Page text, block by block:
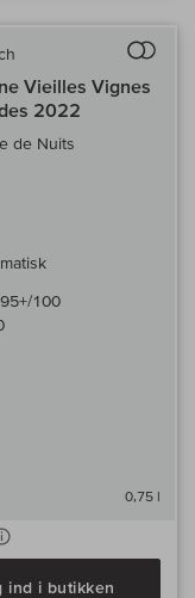
Vieilles Vignes
2022
de Nuits
100
0,75 l
ind i butikken